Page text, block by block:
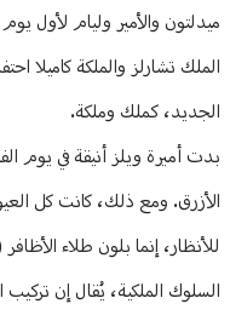
ميدلتون والأمير وليام لأول
الملك تشارلز والملكة كاميلا
الجديد، كملك وملكة.
بدت أميرة ويلز أنيقة في يوم
الأزرق. ومع ذلك، كانت كل
للأنظار، إنما بلون طلاء
السلوك الملكية، يُقال إن تركيب